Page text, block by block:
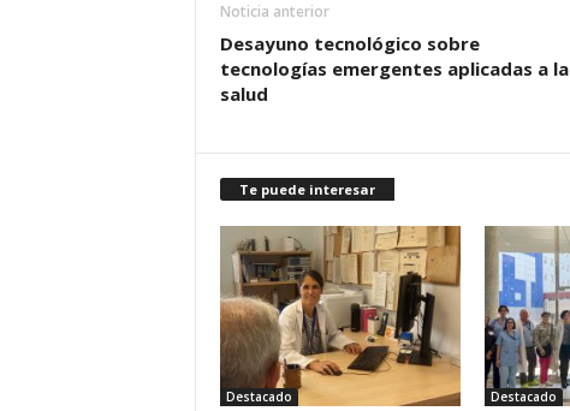
Noticia anterior
Desayuno tecnológico sobre
tecnologías emergentes aplicadas a la
salud
Te puede interesar
Destacado Destacado